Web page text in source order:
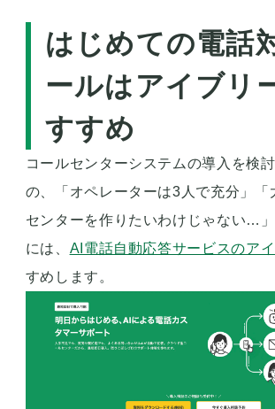
はじめての電話
ールはアイブリ
すすめ
コールセンターシステムの導入を検
の、「オペレーターは3人で充分」「
センターを作りたいわけじゃない…
には、 AI電話自動応答サービスのア
すめします。